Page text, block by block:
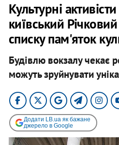
Культурні
київський
списку пам'яток
Будівлю вокзалу чекає
можуть зруйнувати
Додати LB.ua як бажане
джерело в Google